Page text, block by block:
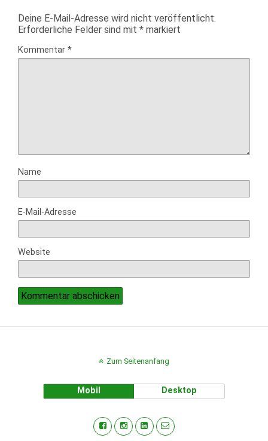
Deine E-Mail-Adresse wird nicht veröffentlicht.
Erforderliche Felder sind mit * markiert
Kommentar *
Name
E-Mail-Adresse
Website
Zum Seitenanfang
Mobil Desktop